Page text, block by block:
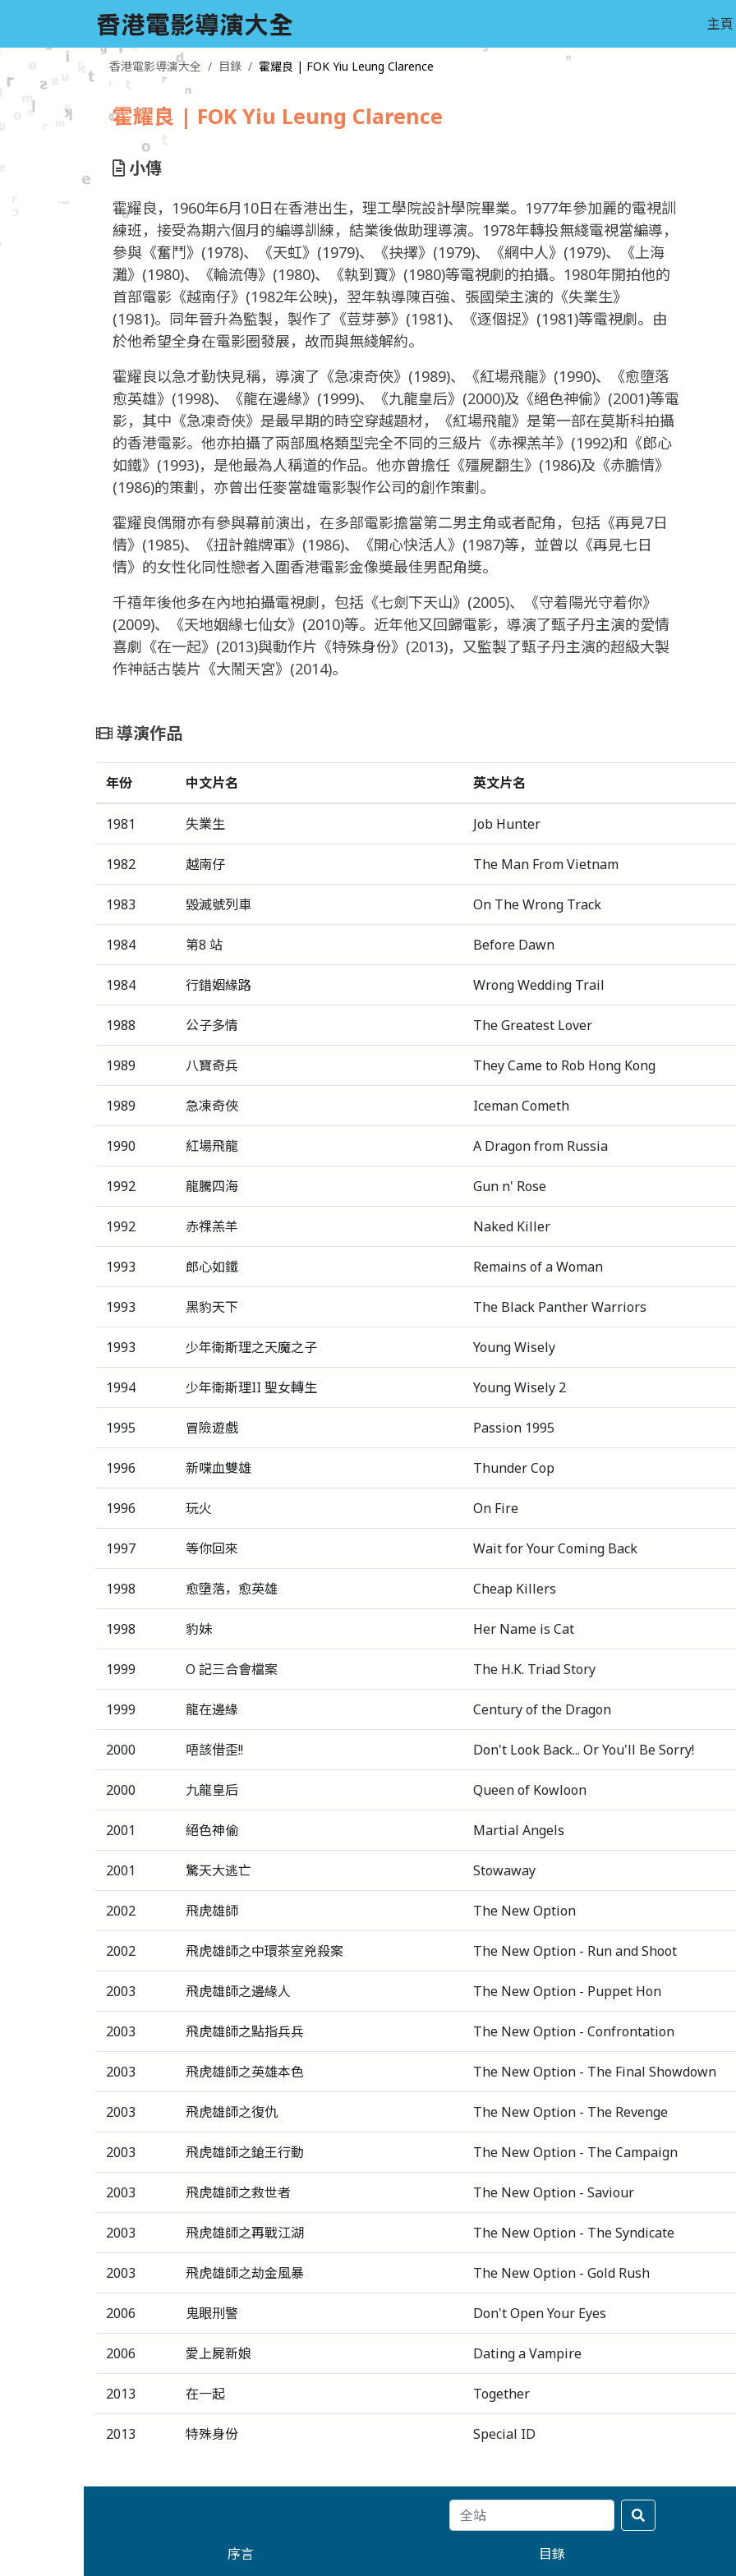
主頁
香港電影導演大全 目錄 霍耀良 | FOK Yiu Leung Clarence
霍耀良 | FOK Yiu Leung Clarence
小傳
霍耀良，1960年6月10日在香港出生，理工學院設計學院畢業。1977年參加麗的電視訓
練班，接受為期六個月的編導訓練，結業後做助理導演。1978年轉投無綫電視當編導，
參與《奮鬥》(1978)、《天虹》(1979)、《抉擇》(1979)、《網中人》(1979)、《上海
灘》(1980)、《輪流傳》(1980)、《執到寶》(1980)等電視劇的拍攝。1980年開拍他的
首部電影《越南仔》(1982年公映)，翌年執導陳百強、張國榮主演的《失業生》
(1981)。同年晉升為監製，製作了《荳芽夢》(1981)、《逐個捉》(1981)等電視劇。由
於他希望全身在電影圈發展，故而與無綫解約。
霍耀良以急才勤快見稱，導演了《急凍奇俠》(1989)、《紅場飛龍》(1990)、《愈墮落
愈英雄》(1998)、《龍在邊緣》(1999)、《九龍皇后》(2000)及《絕色神偷》(2001)等電
影，其中《急凍奇俠》是最早期的時空穿越題材，《紅場飛龍》是第一部在莫斯科拍攝
的香港電影。他亦拍攝了兩部風格類型完全不同的三級片《赤裸羔羊》(1992)和《郎心
如鐵》(1993)，是他最為人稱道的作品。他亦曾擔任《殭屍翻生》(1986)及《赤膽情》
(1986)的策劃，亦曾出任麥當雄電影製作公司的創作策劃。
霍耀良偶爾亦有參與幕前演出，在多部電影擔當第二男主角或者配角，包括《再見7日
情》(1985)、《扭計雜牌軍》(1986)、《開心快活人》(1987)等，並曾以《再見七日
情》的女性化同性戀者入圍香港電影金像獎最佳男配角獎。
千禧年後他多在內地拍攝電視劇，包括《七劍下天山》(2005)、《守着陽光守着你》
(2009)、《天地姻緣七仙女》(2010)等。近年他又回歸電影，導演了甄子丹主演的愛情
喜劇《在一起》(2013)與動作片《特殊身份》(2013)，又監製了甄子丹主演的超級大製
作神話古裝片《大鬧天宮》(2014)。
導演作品
年份 中文片名 英文片名
1981 失業生 Job Hunter
1982 越南仔 The Man From Vietnam
1983 毀滅號列車 On The Wrong Track
1984 第8 站 Before Dawn
1984 行錯姻緣路 Wrong Wedding Trail
1988 公子多情 The Greatest Lover
1989 八寶奇兵 They Came to Rob Hong Kong
1989 急凍奇俠 Iceman Cometh
1990 紅場飛龍 A Dragon from Russia
1992 龍騰四海 Gun n' Rose
1992 赤祼羔羊 Naked Killer
1993 郎心如鐵 Remains of a Woman
1993 黑豹天下 The Black Panther Warriors
1993 少年衛斯理之天魔之子 Young Wisely
1994 少年衛斯理II 聖女轉生 Young Wisely 2
1995 冒險遊戲 Passion 1995
1996 新喋血雙雄 Thunder Cop
1996 玩火 On Fire
1997 等你回來 Wait for Your Coming Back
1998 愈墮落，愈英雄 Cheap Killers
1998 豹妹 Her Name is Cat
1999 O 記三合會檔案 The H.K. Triad Story
1999 龍在邊緣 Century of the Dragon
2000 唔該借歪!! Don't Look Back... Or You'll Be Sorry!
2000 九龍皇后 Queen of Kowloon
2001 絕色神偷 Martial Angels
2001 驚天大逃亡 Stowaway
2002 飛虎雄師 The New Option
2002 飛虎雄師之中環茶室兇殺案 The New Option - Run and Shoot
2003 飛虎雄師之邊緣人 The New Option - Puppet Hon
2003 飛虎雄師之點指兵兵 The New Option - Confrontation
2003 飛虎雄師之英雄本色 The New Option - The Final Showdown
2003 飛虎雄師之復仇 The New Option - The Revenge
2003 飛虎雄師之鎗王行動 The New Option - The Campaign
2003 飛虎雄師之救世者 The New Option - Saviour
2003 飛虎雄師之再戰江湖 The New Option - The Syndicate
2003 飛虎雄師之劫金風暴 The New Option - Gold Rush
2006 鬼眼刑警 Don't Open Your Eyes
2006 愛上屍新娘 Dating a Vampire
2013 在一起 Together
2013 特殊身份 Special ID
序言 目錄